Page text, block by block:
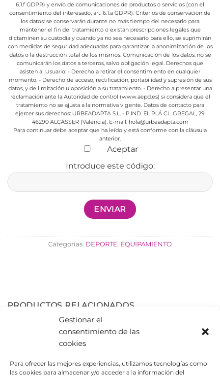
Gestionar el
consentimiento de las
cookies
Para ofrecer las mejores experiencias, utilizamos tecnologías como
las cookies para almacenar y/o acceder a la información del
6.1.f GDPR) y envío de comunicaciones de productos o servicios (con el
consentimiento del interesado, art. 6.1.a GDPR). Criterios de conservación de
los datos: se conservarán durante no más tiempo del necesario para
mantener el fin del tratamiento o existan prescripciones legales que
dictaminen su custodia y cuando ya no sea necesario para ello, se suprimirán
con medidas de seguridad adecuadas para garantizar la anonimización de los
datos o la destrucción total de los mismos. Comunicación de los datos: no se
comunicarán los datos a terceros, salvo obligación legal. Derechos que
asisten al Usuario: - Derecho a retirar el consentimiento en cualquier
momento. - Derecho de acceso, rectificación, portabilidad y supresión de sus
datos, y de limitación u oposición a su tratamiento. - Derecho a presentar una
reclamación ante la Autoridad de control (www.aepd.es) si considera que el
tratamiento no se ajusta a la normativa vigente. Datos de contacto para
ejercer sus derechos: URBEADAPTA S.L. - P.IND. EL PLÁ CL. GREGAL, 29
46290 ALCÁSSER (València). E-mail: hola@urbeadapta.com
Para continuar debe aceptar que ha leído y está conforme con la cláusula
anterior.
Aceptar
Introduce este código:
Categorías: DEPORTE, EQUIPAMIENTO
PRODUCTOS RELACIONADOS